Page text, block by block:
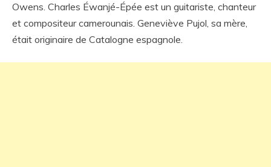
Owens. Charles Éwanjé-Épée est un guitariste, chanteur
et compositeur camerounais. Geneviève Pujol, sa mère,
était originaire de Catalogne espagnole.